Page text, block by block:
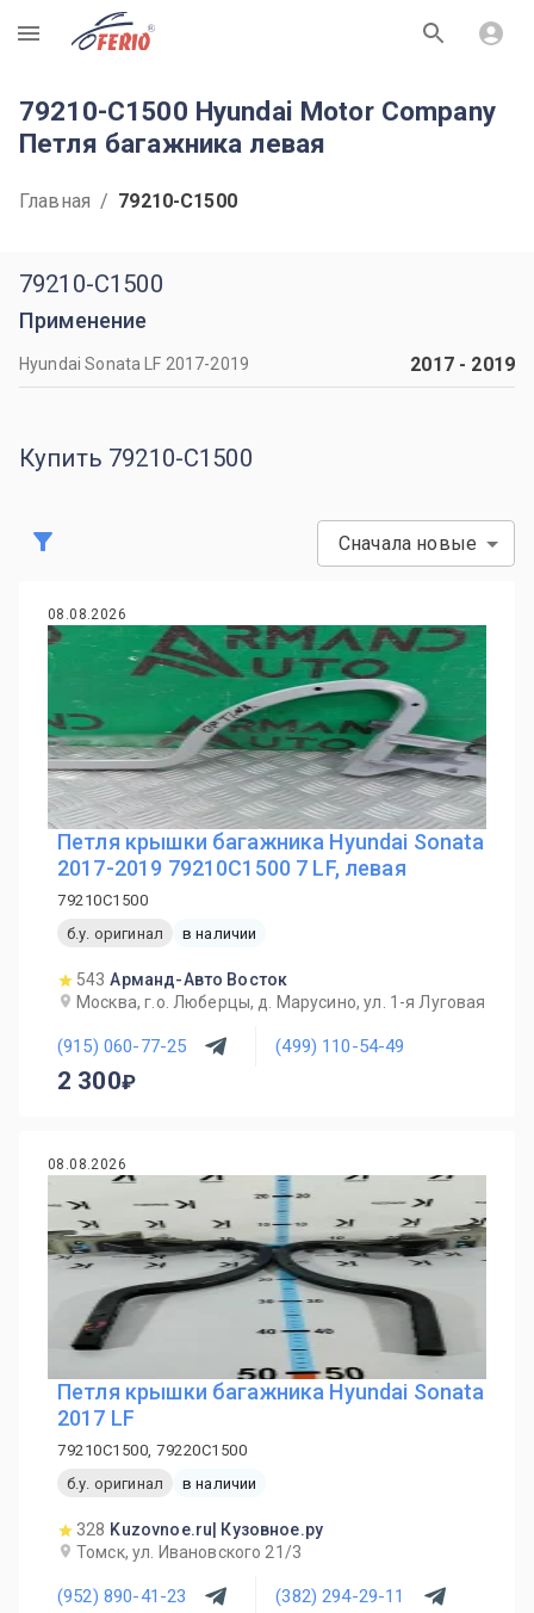
R
79210-C1500 Hyundai Motor Company
Петля багажника левая
Главная / 79210-C1500
79210-C1500
Применение
Hyundai Sonata LF 2017-2019 2017- 2019
Купить 79210-C1500
Сначала новые
08.08.2026
Петля крышки багажника Hyundai Sonata
2017-2019 79210C1500 7 LF, левая
79210C1500
б.у. оригинал
в наличии
543 Арманд-Авто Восток
Москва, г.о. Люберцы, д. Марусино, ул. 1-я Луговая
(915) 060-77-25 (499) 110-54-49
2 300
08.08.2026
Петля крышки багажника Hyundai Sonata
2017 LF
79210C1500, 79220C1500
б.у. оригинал
в наличии
328 Kuzovnoe.ru| Кузовное.ру
Томск, ул. Ивановского 21/3
(952) 890-41-23 (382) 294-29-11